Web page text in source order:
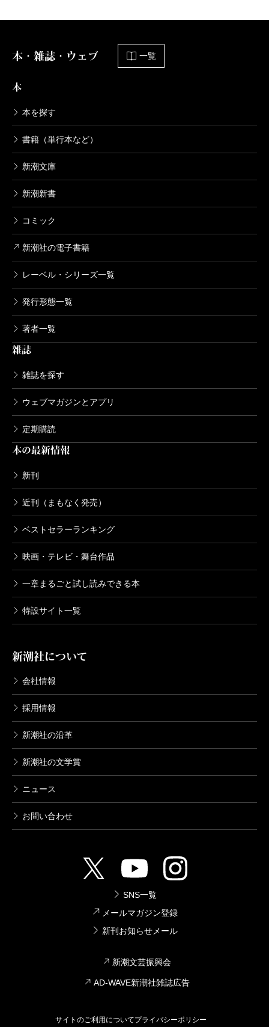
本・雑誌・ウェブ 一覧
本
本を探す
書籍（単行本など）
新潮文庫
新潮新書
コミック
新潮社の電子書籍
レーベル・シリーズ一覧
発行形態一覧
著者一覧
雑誌
雑誌を探す
ウェブマガジンとアプリ
定期購読
本の最新情報
新刊
近刊（まもなく発売）
ベストセラーランキング
映画・テレビ・舞台作品
一章まるごと試し読みできる本
特設サイト一覧
新潮社について
会社情報
採用情報
新潮社の沿革
新潮社の文学賞
ニュース
お問い合わせ
SNS一覧
メールマガジン登録
新刊お知らせメール
新潮文芸振興会
AD-WAVE新潮社雑誌広告
サイトのご利用についてプライバシーポリシー